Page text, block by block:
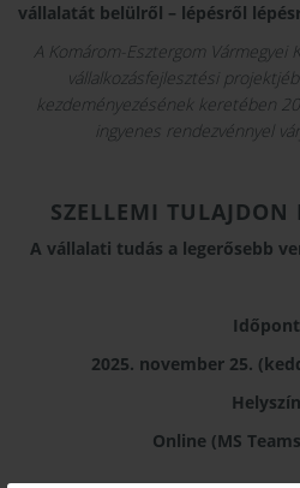
vállalatát belülről – lépésről
A Komárom-Esztergom Vármegyei
vállalkozásfejlesztési
kezdeményezésének keretében
ingyenes rendezvénnyel
SZELLEMI TULAJDON
A vállalati tudás a legerősebb
2025. november 25.
Online (MS